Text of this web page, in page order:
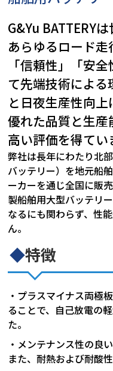
G&Yu BATTERY
あらゆるロード走
「信頼性」「安
て先端技術によ
と日夜生産性向
優れた品質と生
高い評価を得てい
弊社は長年にわたり北
バッテリー）を地元船
ーカーを通じ全国に販
製船舶用大型バッテリ
なるにも関わらず、性
ん。
◆特徴
・プラスマイナス両極
ることで、自己放電の
た。
・メンテナンス性の良
また、耐熱および耐酸